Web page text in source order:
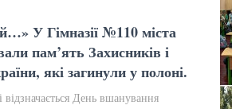
У Гімназії №110 міста
пам’ять Захисників і
які загинули у полоні.
відзначається День вшанування